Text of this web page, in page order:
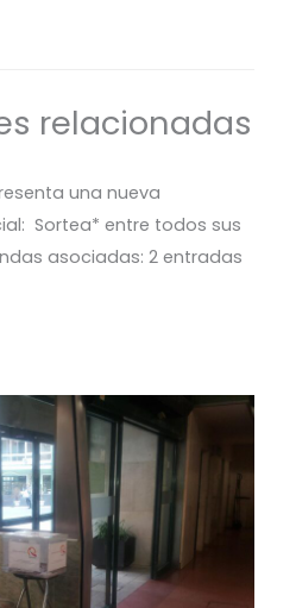
relacionadas
una nueva
Sortea* entre todos sus
asociadas: 2 entradas